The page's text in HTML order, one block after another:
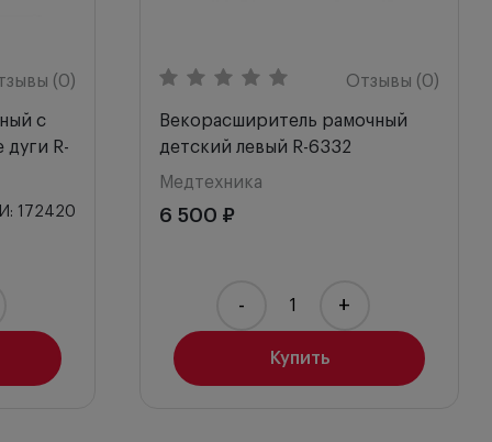
(0)
с
R-
172420
Отзывы (0)
Векорасширитель рамочный
детский левый R-6332
Медтехника
6 500 ₽
Купить
- +